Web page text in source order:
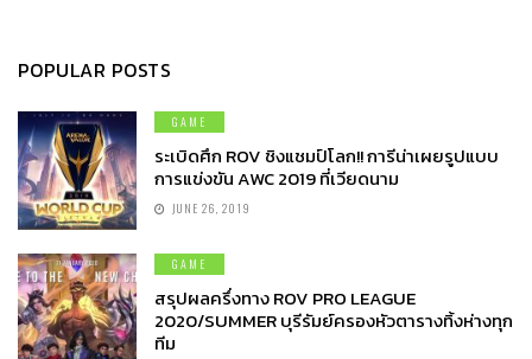
POPULAR POSTS
GAME
ระเบิดศึก ROV ชิงแชมป์โลก!! การีน่าเผยรูปแบบ
การแข่งขัน AWC 2019 ที่เวียดนาม
JUNE 26, 2019
GAME
สรุปผลครึ่งทาง ROV PRO LEAGUE
2020/SUMMER บุรีรัมย์ครองหัวตารางทิ้งห่างทุก
ทีม